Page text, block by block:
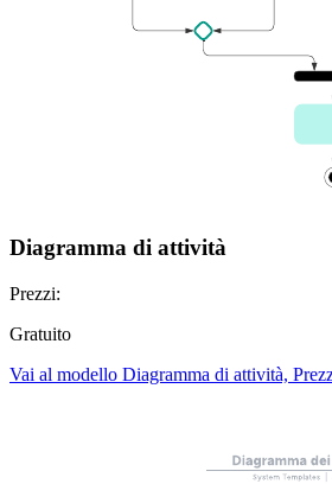
Diagramma di attività
Prezzi:
Gratuito
Vai al modello Diagramma di attività,